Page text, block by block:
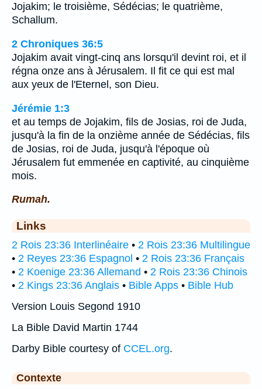
Jojakim; le troisième, Sédécias; le quatrième,
Schallum.
2 Chroniques 36:5
Jojakim avait vingt-cinq ans lorsqu'il devint roi, et il
régna onze ans à Jérusalem. Il fit ce qui est mal
aux yeux de l'Eternel, son Dieu.
Jérémie 1:3
et au temps de Jojakim, fils de Josias, roi de Juda,
jusqu'à la fin de la onzième année de Sédécias, fils
de Josias, roi de Juda, jusqu'à l'époque où
Jérusalem fut emmenée en captivité, au cinquième
mois.
Rumah.
Links
2 Rois 23:36 Interlinéaire • 2 Rois 23:36 Multilingue
• 2 Reyes 23:36 Espagnol • 2 Rois 23:36 Français
• 2 Koenige 23:36 Allemand • 2 Rois 23:36 Chinois
• 2 Kings 23:36 Anglais • Bible Apps • Bible Hub
Version Louis Segond 1910
La Bible David Martin 1744
Darby Bible courtesy of CCEL.org.
Contexte